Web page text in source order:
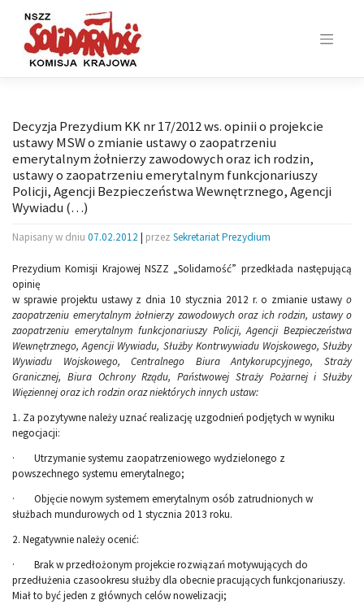
content
Decyzja Prezydium KK nr 17/2012 ws. opinii o projekcie
ustawy MSW o zmianie ustawy o zaopatrzeniu
emerytalnym żołnierzy zawodowych oraz ich rodzin,
ustawy o zaopatrzeniu emerytalnym funkcjonariuszy
Policji, Agencji Bezpieczeństwa Wewnętrznego, Agencji
Wywiadu (…)
Napisany w dniu 07.02.2012 | przez Sekretariat Prezydium
Prezydium Komisji Krajowej NSZZ „Solidarność” przedkłada następującą
opinię
w sprawie projektu ustawy z dnia 10 stycznia 2012 r. o zmianie ustawy o
zaopatrzeniu emerytalnym żołnierzy zawodowych oraz ich rodzin, ustawy o
zaopatrzeniu emerytalnym funkcjonariuszy Policji, Agencji Bezpieczeństwa
Wewnętrznego, Agencji Wywiadu, Służby Kontrwywiadu Wojskowego, Służby
Wywiadu Wojskowego, Centralnego Biura Antykorupcyjnego, Straży
Granicznej, Biura Ochrony Rządu, Państwowej Straży Pożarnej i Służby
Więziennej oraz ich rodzin oraz niektórych innych ustaw:
1. Za pozytywne należy uznać realizację uzgodnień podjętych w wyniku
negocjacji:
· Utrzymanie systemu zaopatrzeniowego wydzielonego z
powszechnego systemu emerytalnego;
· Objęcie nowym systemem emerytalnym osób zatrudnionych w
służbach mundurowych od 1 stycznia 2013 roku.
2. Negatywnie należy ocenić:
· Brak w przedłożonym projekcie rozwiązań motywujących do
przedłużenia czasookresu służby dla obecnie pracujących funkcjonariuszy.
Miał to być jeden z głównych celów nowelizacji;